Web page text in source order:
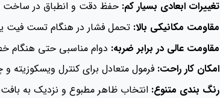
تغییرات ابعادی بسیار کم: حفظ دقت و انطباق در ساخت
مقاومت مکانیکی بالا: تحمل فشار در هنگام تست فیت
مقاومت عالی در برابر ضربه: دوام مناسبی حتی هنگام
امکان کار راحت: فرمول متعادل برای کنترل
رنگ بندی متنوع: انتخاب ظاهر مطبوع و نزدیک به